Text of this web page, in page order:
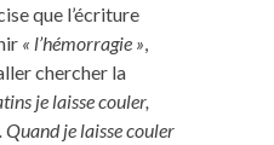
que l’écriture
« l’hémorragie »
chercher la
je laisse couler,
je laisse couler